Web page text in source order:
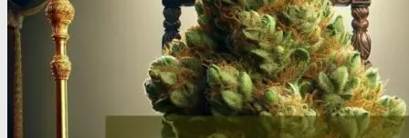
Benzoer renhedstest
GHB/Hætter
GHB/Hætter renhedstest